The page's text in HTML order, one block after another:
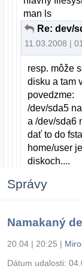
man ls
Re: dev/
11.03.2008 |
resp. môže
disku a tam
povedzme:
/dev/sda5
a /dev/sda6
dať to do
home/user
diskoch....
Správy
Namakaný
20.04 | 20:25 |
Dátum udalosti: